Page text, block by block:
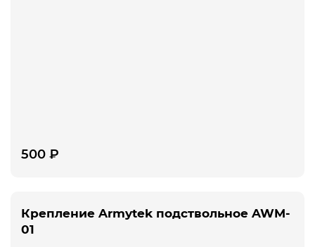
500 ₽
Крепление Armytek подствольное AWM-
01